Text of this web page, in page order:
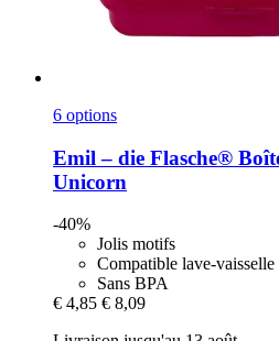
6 options
Emil – die Flasche®
Unicorn
-40%
Jolis motifs
Compatible lave-vaisselle
Sans BPA
€ 4,85 € 8,09